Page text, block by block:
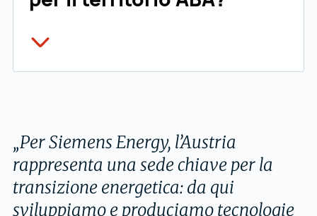
di assistenza a Linz. In questo modo,
nella modernizzazione delle infrastrutture
Per i progetti di investimento e di
aziende internazionali offre un punto di
riferimento, mette in contatto con gli enti
competenti e facilita l'accesso alle
informazioni necessarie per le decisioni di
investimento.
„Per Siemens Energy, l’Austria
rappresenta una sede chiave per la
transizione energetica: da qui
sviluppiamo e produciamo tecnologie